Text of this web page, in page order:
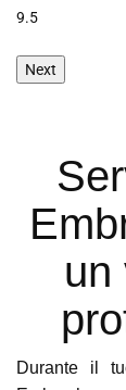
Next
un
Durante il